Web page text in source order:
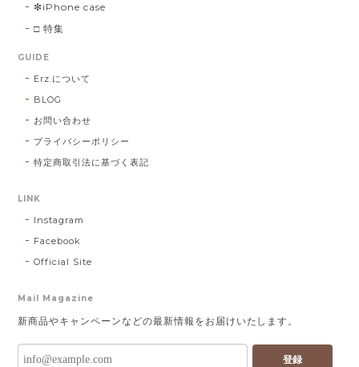
❇︎iPhone case
□ 特集
GUIDE
Erz.について
BLOG
お問い合わせ
プライバシーポリシー
特定商取引法に基づく表記
LINK
Instagram
Facebook
Official Site
Mail Magazine
新商品やキャンペーンなどの最新情報をお届けいたします。
登録